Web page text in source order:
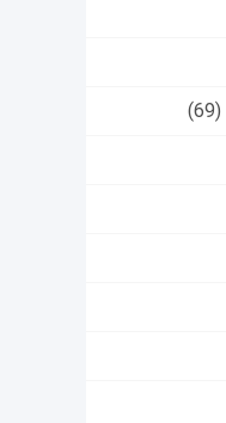
(69)